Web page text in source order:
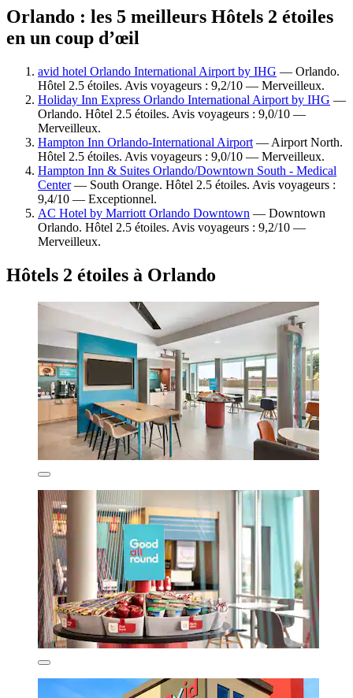
Orlando : les 5 meilleurs Hôtels 2 étoiles
en un coup d’œil
avid hotel Orlando International Airport by IHG — Orlando.
Hôtel 2.5 étoiles. Avis voyageurs : 9,2/10 — Merveilleux.
Holiday Inn Express Orlando International Airport by IHG —
Orlando. Hôtel 2.5 étoiles. Avis voyageurs : 9,0/10 —
Merveilleux.
Hampton Inn Orlando-International Airport — Airport North.
Hôtel 2.5 étoiles. Avis voyageurs : 9,0/10 — Merveilleux.
Hampton Inn & Suites Orlando/Downtown South - Medical
Center— South Orange. Hôtel 2.5 étoiles. Avis voyageurs :
9,4/10 — Exceptionnel.
AC Hotel by Marriott Orlando Downtown — Downtown
Orlando. Hôtel 2.5 étoiles. Avis voyageurs : 9,2/10 —
Merveilleux.
Hôtels 2 étoiles à Orlando